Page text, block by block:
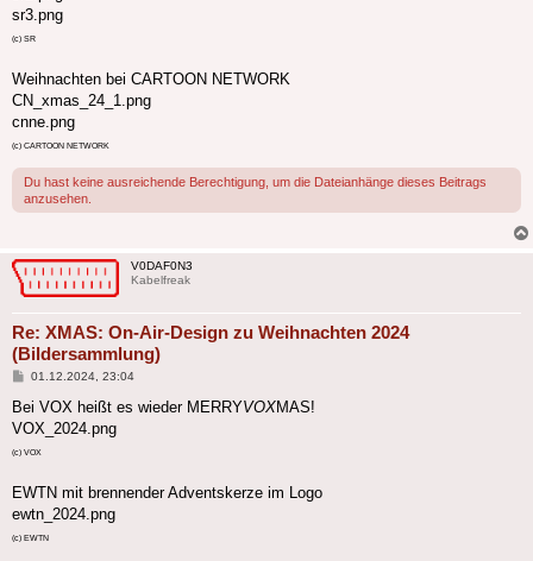
sr3.png
(c) SR
Weihnachten bei CARTOON NETWORK
CN_xmas_24_1.png
cnne.png
(c) CARTOON NETWORK
Du hast keine ausreichende Berechtigung, um die Dateianhänge dieses Beitrags
anzusehen.
V0DAF0N3
Kabelfreak
Re: XMAS: On-Air-Design zu Weihnachten 2024
(Bildersammlung)
Beitrag
01.12.2024, 23:04
Bei VOX heißt es wieder MERRYVOXMAS!
VOX_2024.png
(c) VOX
EWTN mit brennender Adventskerze im Logo
ewtn_2024.png
(c) EWTN